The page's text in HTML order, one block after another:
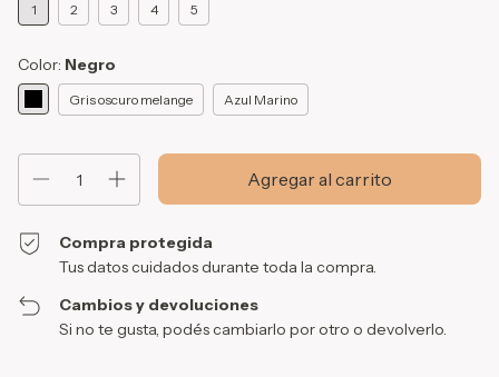
1 2 3 4 5
Color: Negro
Gris oscuro melange Azul Marino
Compra protegida
Tus datos cuidados durante toda la compra.
Cambios y devoluciones
Si no te gusta, podés cambiarlo por otro o devolverlo.